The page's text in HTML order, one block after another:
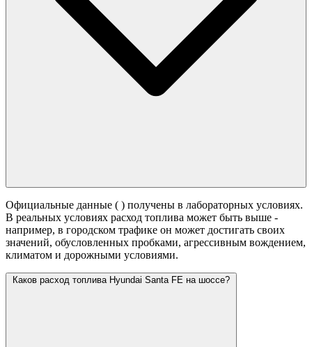
Официальные данные ( ) получены в лабораторных условиях.
В реальных условиях расход топлива может быть выше -
например, в городском трафике он может достигать своих
значений, обусловленных пробками, агрессивным вождением,
климатом и дорожными условиями.
Каков расход топлива Hyundai Santa FE на шоссе?